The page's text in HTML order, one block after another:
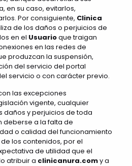
en su caso, evitarlos,
Por consiguiente, Clinica
de los daños o perjuicios de
en el Usuarioque traigan
en las redes de
produzcan la suspensión,
del servicio del portal
servicio o con carácter previo.
las excepciones
vigente, cualquier
daños y perjuicios de toda
deberse a la falta de
o calidad del funcionamiento
los contenidos, por el
de utilidad que el
atribuir a clinicanura.comy a